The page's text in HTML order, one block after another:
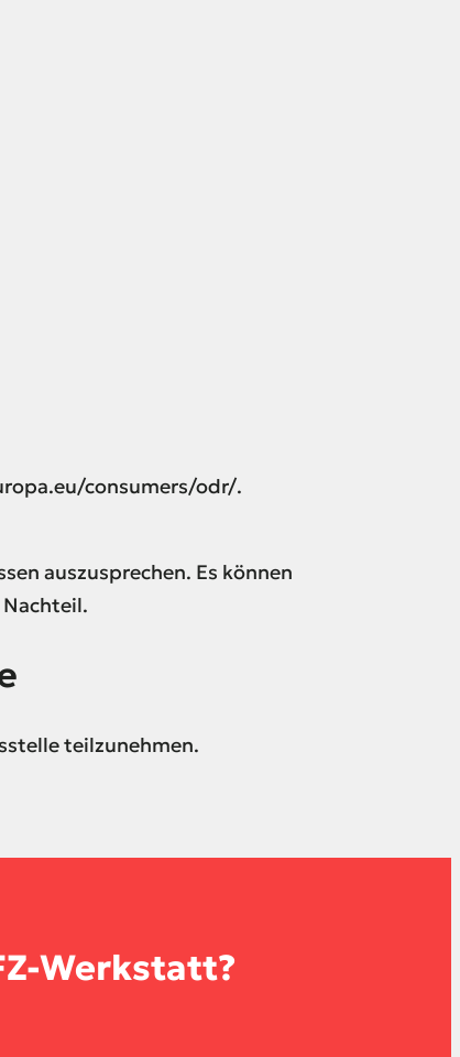
consumers/odr/.
auszusprechen. Es können
teilzunehmen.
Werkstatt?